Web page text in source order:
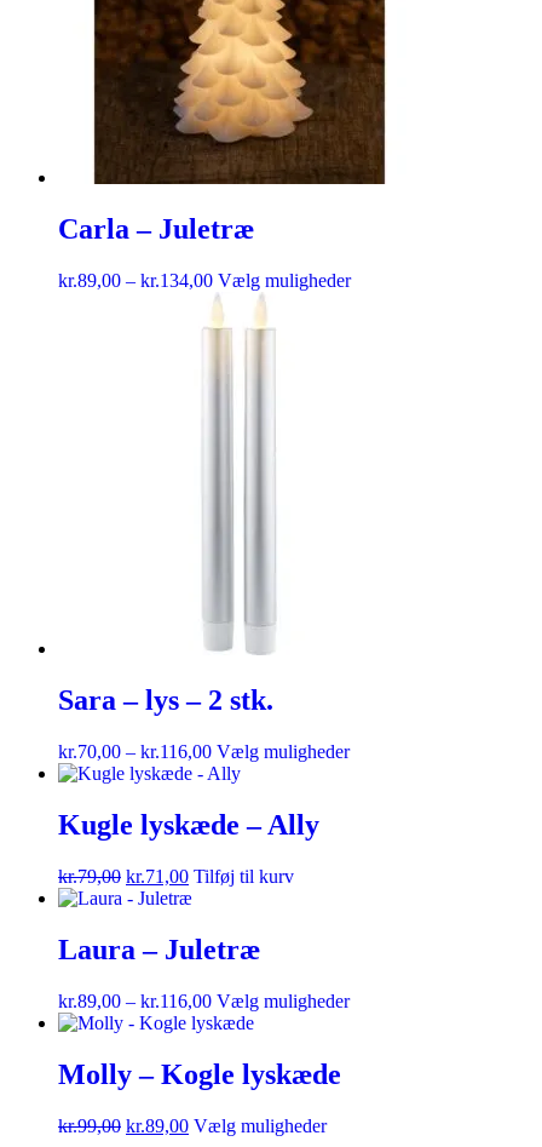
Carla – Juletræ
kr.89,00 – kr.134,00 Vælg muligheder
Sara – lys – 2 stk.
kr.70,00 – kr.116,00 Vælg muligheder
Kugle lyskæde – Ally
kr.79,00 kr.71,00 Tilføj til kurv
Laura – Juletræ
kr.89,00 – kr.116,00 Vælg muligheder
Molly – Kogle lyskæde
kr.99,00 kr.89,00 Vælg muligheder